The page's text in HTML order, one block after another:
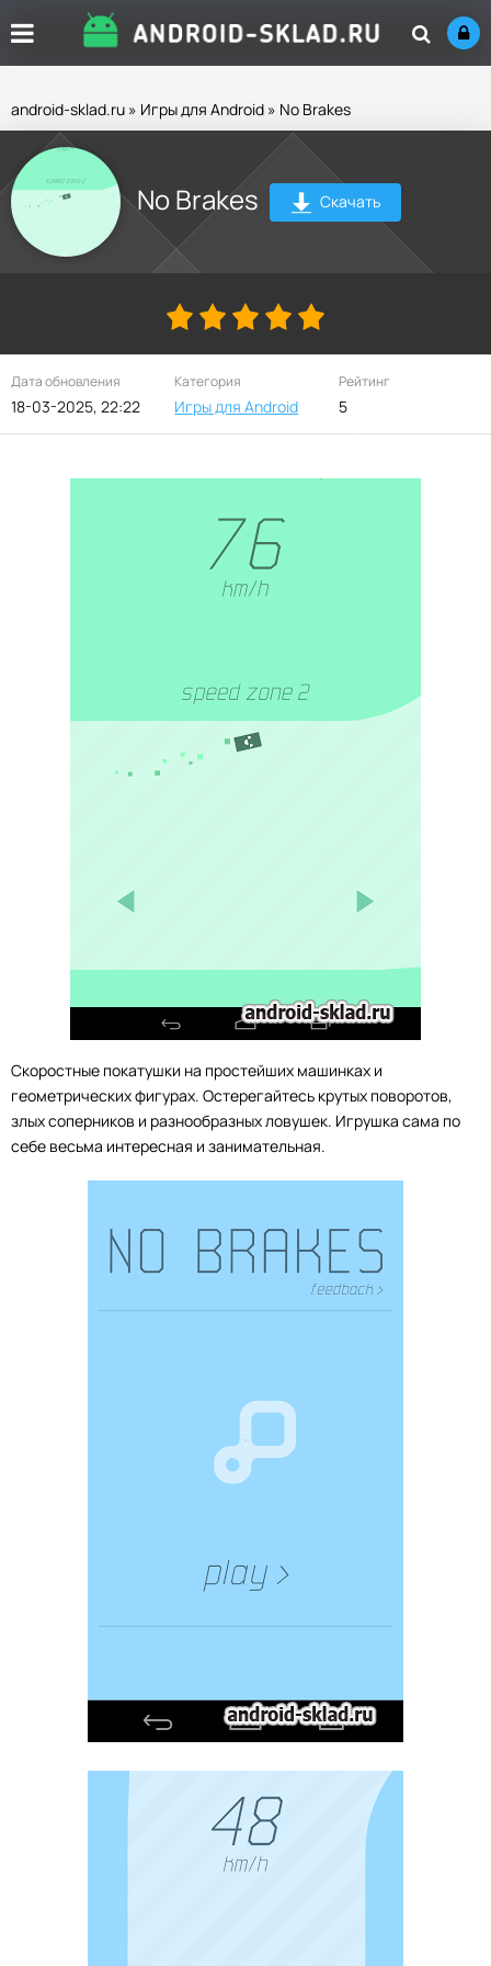
android-sklad.ru » Игры для Android » No Brakes
No Brakes Скачать
Дата обновления
18-03-2025, 22:22
Категория
Игры для Android
Рейтинг
5
Скоростные покатушки на простейших машинках и
геометрических фигурах. Остерегайтесь крутых поворотов,
злых соперников и разнообразных ловушек. Игрушка сама по
себе весьма интересная и занимательная.